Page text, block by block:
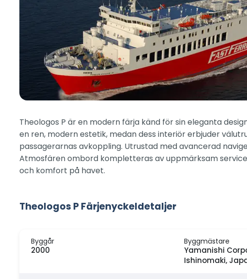
Theologos P är en modern färja känd för sin eleganta
en ren, modern estetik, medan dess interiör erbjuder
passagerarnas avkoppling. Utrustad med avancerad
Atmosfären ombord kompletteras av uppmärksam
och komfort på havet.
Theologos P Färjenyckeldetaljer
Byggår
2000
Byggmästare
Yamanishi
Ishinomaki,